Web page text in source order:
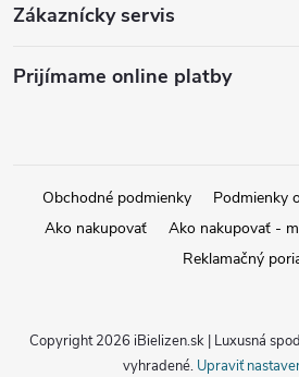
Zákaznícky servis
Prijímame online platby
Obchodné podmienky
Podmienky
Ako nakupovať
Ako nakupovať -
Reklamačný
Copyright 2026 iBielizen.sk | Luxusná
vyhradené. Upraviť